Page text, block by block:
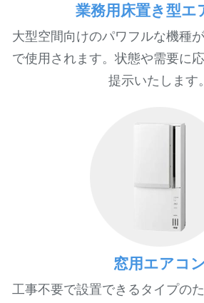
業務用床置き型エ
大型空間向けのパワフルな機種
で使用されます。状態や需要に
提示いたします。
窓用エアコン
工事不要で設置できるタイプの